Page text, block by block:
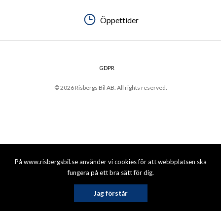
På www.risbergsbil.se använder vi cookies för att webbplatsen ska
fungera på ett bra sätt för dig.
Jag förstår
Öppettider
© 2026 Risbergs Bil AB. All rights reserved.
GDPR